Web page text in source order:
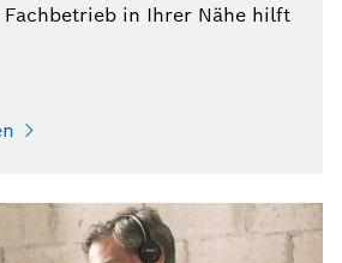
in Ihrer Nähe hilft